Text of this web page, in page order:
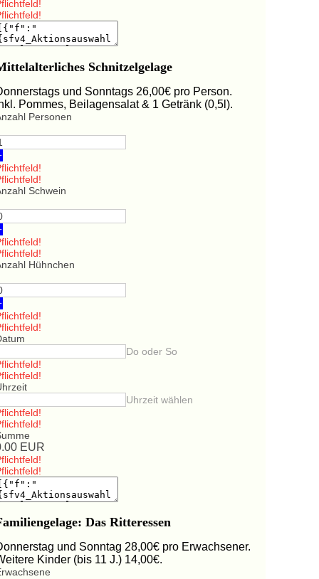
Schnitzelgelage
und Sonntags 26,00€ pro Person.
Pommes, Beilagensalat & 1 Getränk (0,5l).
Personen
Schwein
Hühnchen
Do oder So
Uhrzeit wählen
EUR
Das Ritteressen
und Sonntag 28,00€ pro Erwachsener.
Kinder (bis 11 J.) 14,00€.